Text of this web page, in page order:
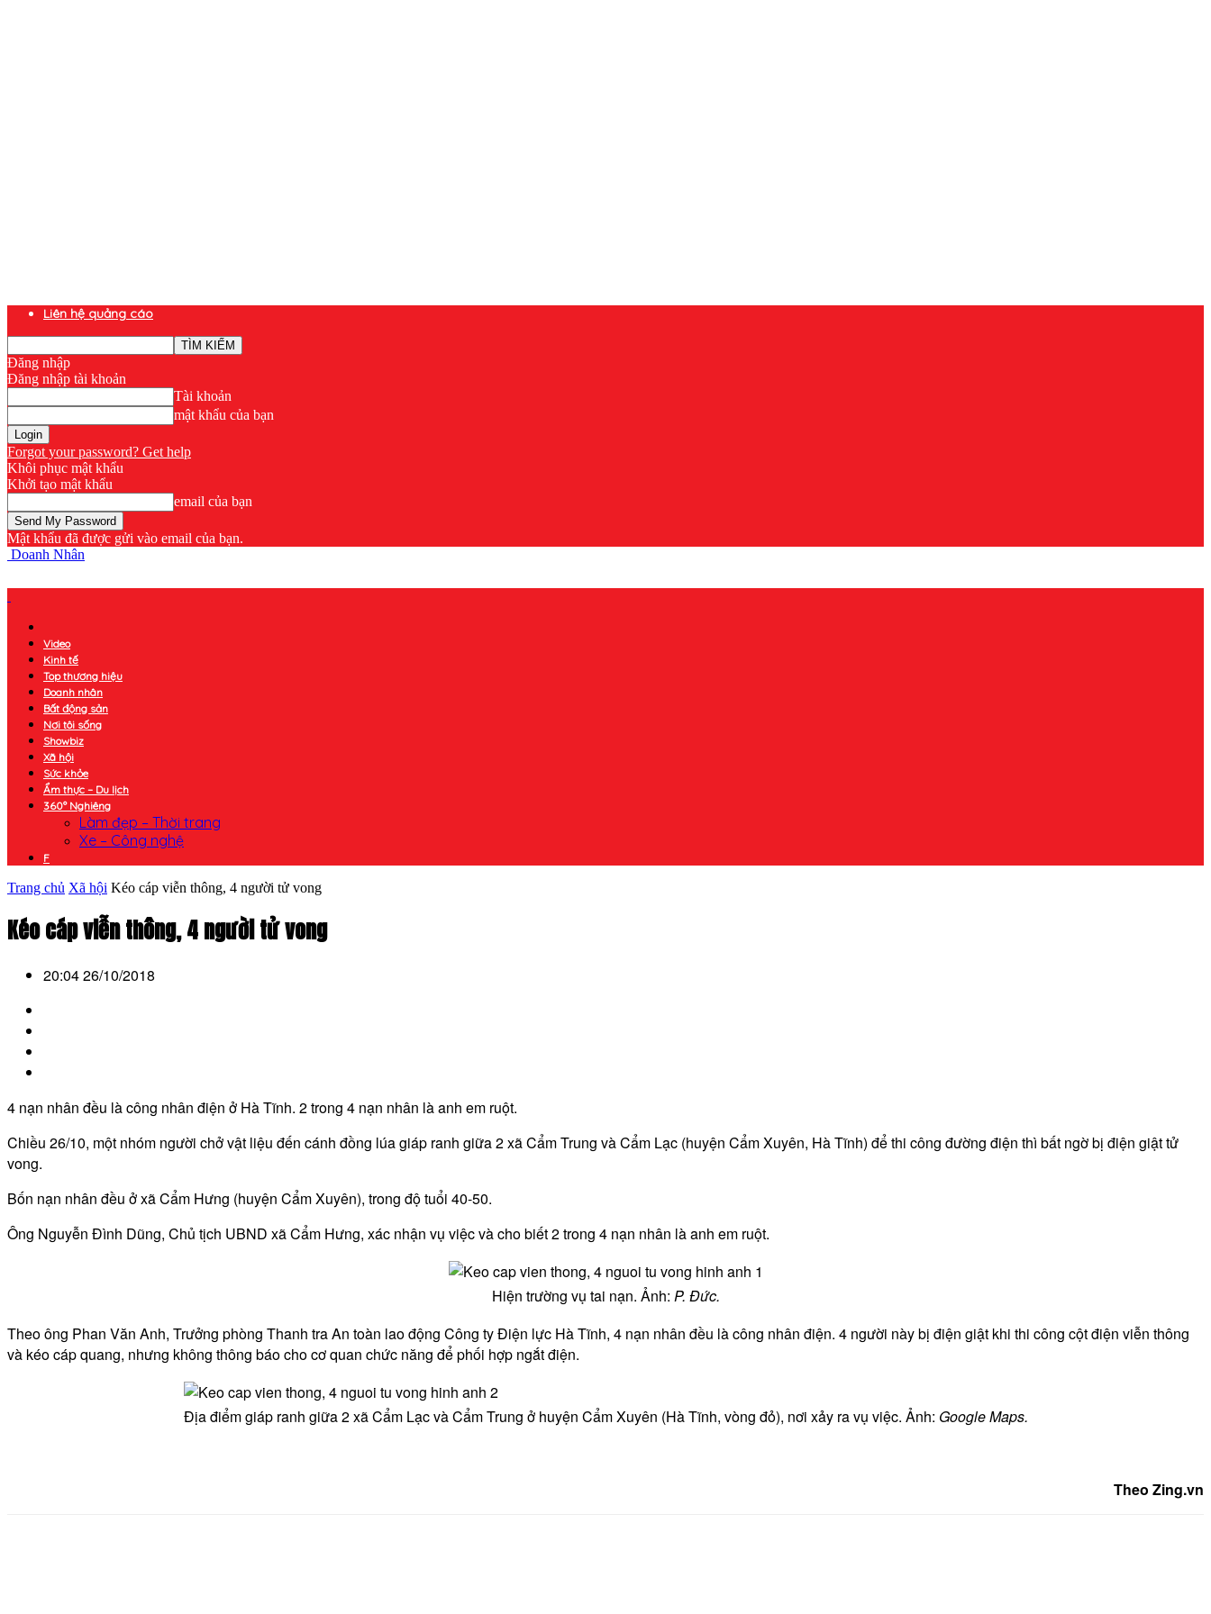
Liên hệ quảng cáo
Đăng nhập
Đăng nhập tài khoản
Tài khoản
mật khẩu của bạn
Forgot your password? Get help
Khôi phục mật khẩu
Khởi tạo mật khẩu
email của bạn
Mật khẩu đã được gửi vào email của bạn.
Doanh Nhân
Video
Kinh tế
Top thương hiệu
Doanh nhân
Bất động sản
Nơi tôi sống
Showbiz
Xã hội
Sức khỏe
Ẩm thực – Du lịch
360° Nghiêng
Làm đẹp – Thời trang
Xe – Công nghệ
F
Trang chủ Xã hội Kéo cáp viễn thông, 4 người tử vong
Kéo cáp viễn thông, 4 người tử vong
20:04 26/10/2018
4 nạn nhân đều là công nhân điện ở Hà Tĩnh. 2 trong 4 nạn nhân là anh em ruột.
Chiều 26/10, một nhóm người chở vật liệu đến cánh đồng lúa giáp ranh giữa 2 xã Cẩm Trung và Cẩm Lạc (huyện Cẩm Xuyên, Hà Tĩnh) để thi công đường điện thì bất ngờ bị điện giật tử
vong.
Bốn nạn nhân đều ở xã Cẩm Hưng (huyện Cẩm Xuyên), trong độ tuổi 40-50.
Ông Nguyễn Đình Dũng, Chủ tịch UBND xã Cẩm Hưng, xác nhận vụ việc và cho biết 2 trong 4 nạn nhân là anh em ruột.
Hiện trường vụ tai nạn. Ảnh: P. Đức.
Theo ông Phan Văn Anh, Trưởng phòng Thanh tra An toàn lao động Công ty Điện lực Hà Tĩnh, 4 nạn nhân đều là công nhân điện. 4 người này bị điện giật khi thi công cột điện viễn thông
và kéo cáp quang, nhưng không thông báo cho cơ quan chức năng để phối hợp ngắt điện.
Địa điểm giáp ranh giữa 2 xã Cẩm Lạc và Cẩm Trung ở huyện Cẩm Xuyên (Hà Tĩnh, vòng đỏ), nơi xảy ra vụ việc. Ảnh: Google Maps.
Theo Zing.vn